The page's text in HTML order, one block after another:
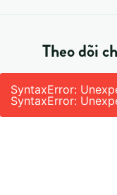
Theo dõi
SyntaxError:
SyntaxError: